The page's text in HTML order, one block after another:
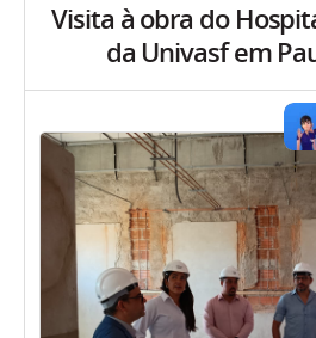
Visita à obra do
da Univasf em